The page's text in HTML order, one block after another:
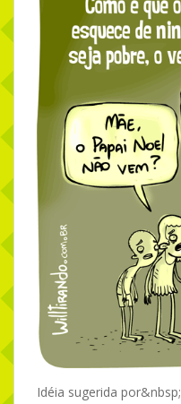
Idéia sugerida por&nbsp;